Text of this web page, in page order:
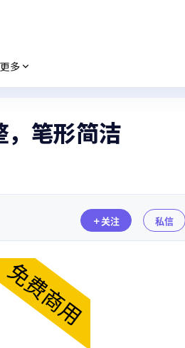
更多
笔形简洁
关注 私信